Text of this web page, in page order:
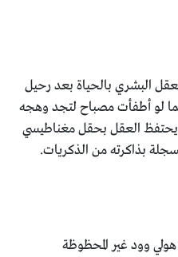
البشري بالحياة بعد رحيل
لو أطفأت مصباح لتجد وهجه
العقل بحقل مغناطيسي
بذاكرته من الذكريات.
وود غير المحظوظة